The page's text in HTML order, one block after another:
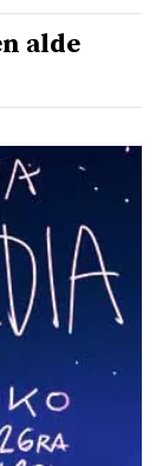
alde